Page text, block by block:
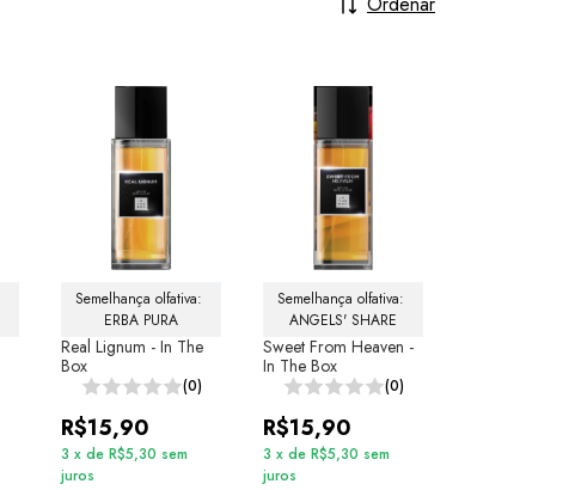
Semelhança olfativa:
ERBA PURA
Real Lignum - In The
Box
(0)
R$15,90
3 x de R$5,30 sem
juros
Semelhança olfativa:
ANGELS' SHARE
Sweet From Heaven -
In The Box
(0)
R$15,90
3 x de R$5,30 sem
juros